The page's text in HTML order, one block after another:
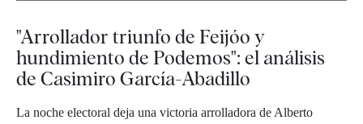
"Arrollador triunfo de Feijóo y
hundimiento de Podemos": el análisis
de Casimiro García-Abadillo
La noche electoral deja una victoria arrolladora de Alberto